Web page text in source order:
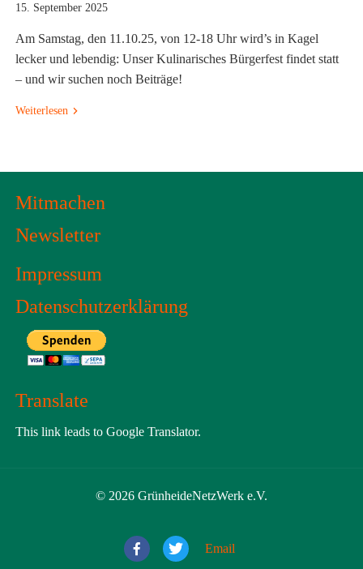
15. September 2025
Am Samstag, den 11.10.25, von 12-18 Uhr wird’s in Kagel
lecker und lebendig: Unser Kulinarisches Bürgerfest findet statt
– und wir suchen noch Beiträge!
Weiterlesen
Mitmachen
Newsletter
Impressum
Datenschutzerklärung
Translate
This link leads to Google Translator.
© 2026 GrünheideNetzWerk e.V.
Email